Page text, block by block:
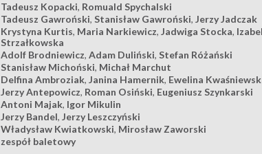
Tadeusz Kopacki, Romuald Spychalski
Tadeusz Gawroński, Stanisław Gawroński,Jerzy Jadczak
Krystyna Kurtis, Maria Narkiewicz,Jadwiga Stocka,
Strzałkowska
Adolf Brodniewicz,Adam Duliński, Stefan Różański
Stanisław Michoński, Michał Marchut
Delfina Ambroziak,Janina Hamernik, Ewelina
Jerzy Antepowicz, Roman Osiński, Eugeniusz Szynkarski
Antoni Majak, Igor Mikulin
Jerzy Bandel,Jerzy Leszczyński
Władysław Kwiatkowski, Mirosław Zaworski
zespół baletowy